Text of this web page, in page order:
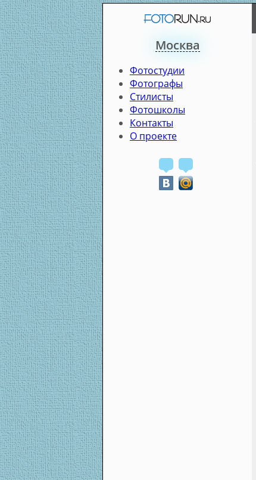
Москва
Фотостудии
Фотографы
Стилисты
Фотошколы
Контакты
О проекте